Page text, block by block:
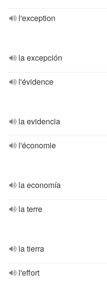
l'exception
la excepción
l'évidence
la evidencia
l'économie
la economía
la terre
la tierra
l'effort